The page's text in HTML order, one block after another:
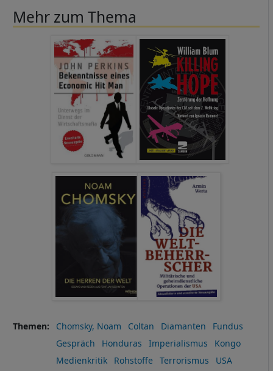
Mehr zum Thema
Themen Chomsky, Noam Coltan Diamanten
Fundus
Gespräch
Honduras Imperialismus
Kongo
Medienkritik
Rohstoffe Terrorismus
USA